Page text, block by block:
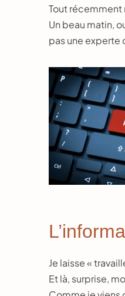
Tout récemment
Un beau matin,
pas une experte
Je laisse «
Et là, surprise,